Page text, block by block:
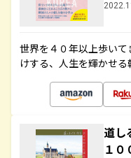
世界を４０年以上歩い
けする、人生を輝かせ
道し
１０